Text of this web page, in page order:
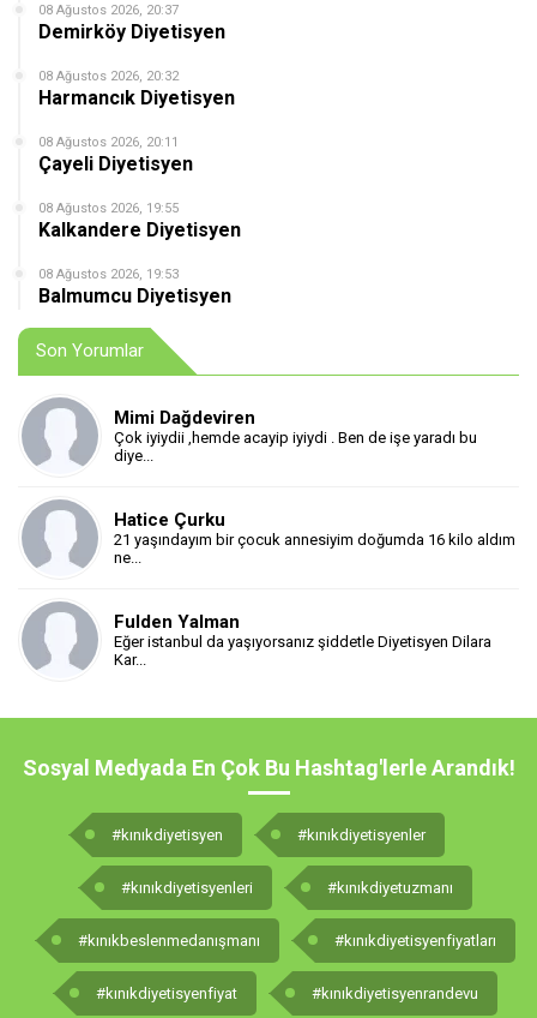
08 Ağustos 2026, 20:37
Demirköy Diyetisyen
08 Ağustos 2026, 20:32
Harmancık Diyetisyen
08 Ağustos 2026, 20:11
Çayeli Diyetisyen
08 Ağustos 2026, 19:55
Kalkandere Diyetisyen
08 Ağustos 2026, 19:53
Balmumcu Diyetisyen
Son Yorumlar
Mimi Dağdeviren
Çok iyiydii ,hemde acayip iyiydi . Ben de işe yaradı bu
diye...
Hatice Çurku
21 yaşındayım bir çocuk annesiyim doğumda 16 kilo aldım
ne...
Fulden Yalman
Eğer istanbul da yaşıyorsanız şiddetle Diyetisyen Dilara
Kar...
Sosyal Medyada En Çok Bu Hashtag'lerle Arandık!
#kınıkdiyetisyen #kınıkdiyetisyenler
#kınıkdiyetisyenleri #kınıkdiyetuzmanı
#kınıkbeslenmedanışmanı #kınıkdiyetisyenfiyatları
#kınıkdiyetisyenfiyat #kınıkdiyetisyenrandevu